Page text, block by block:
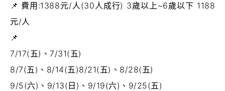
費用:1388元/人(30人成行) 3歲以上~6歲以下 1188
元/人
7/17(五)、7/31(五)
8/7(五)、8/14(五)8/21(五)、8/28(五)
9/5(六)、9/13(日)、9/19(六)、9/25(五)